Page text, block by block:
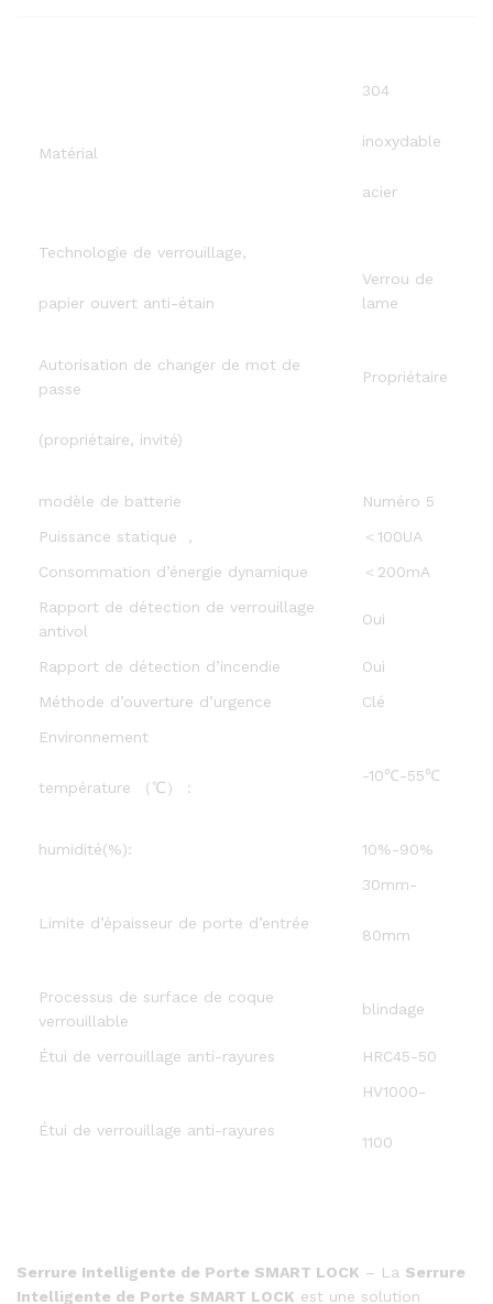
Matérial
304
inoxydable
acier
Technologie de verrouillage,
papier ouvert anti-étain
Verrou de
lame
Autorisation de changer de mot de
passe
(propriétaire, invité)
Propriétaire
modèle de batterie
Numéro 5
Puissance statique ，
＜100UA
Consommation d’énergie dynamique
＜200mA
Rapport de détection de verrouillage
antivol
Oui
Rapport de détection d’incendie
Oui
Méthode d’ouverture d’urgence
Clé
Environnement
température （℃）：
-10℃-55℃
humidité(%): 10%-90%
Limite d’épaisseur de porte d’entrée
30mm-
80mm
Processus de surface de coque
verrouillable
blindage
Étui de verrouillage anti-rayures HRC45-50
Étui de verrouillage anti-rayures
HV1000-
1100
Serrure Intelligente de Porte SMART LOCK – La Serrure
Intelligente de Porte SMART LOCK est une solution